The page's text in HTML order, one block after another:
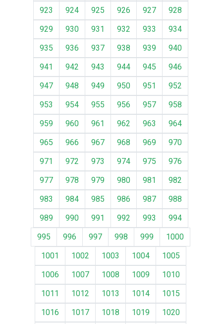
923
924 925 926 927
928
929
930 931 932 933
934
935
936 937 938 939
940
941
942 943 944 945
946
947
948 949 950 951
952
953
954 955 956 957
958
959
960 961 962 963
964
965
966 967 968 969
970
971
972 973 974 975
976
977
978 979 980 981
982
983
984 985 986 987
988
989
990 991 992 993
994
995
996 997 998 999
1000
1001
1002 1003 1004
1005
1006
1007 1008 1009
1010
1011
1012 1013 1014
1015
1016
1017 1018 1019
1020